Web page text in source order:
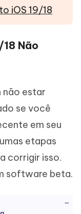
iOS 19/18
Não
não estar
se você
em seu
etapas
corrigir isso.
software beta.